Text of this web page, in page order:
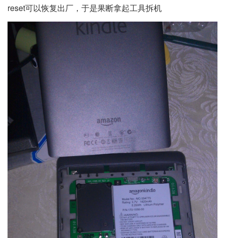
reset可以恢复出厂，于是果断拿起工具拆机